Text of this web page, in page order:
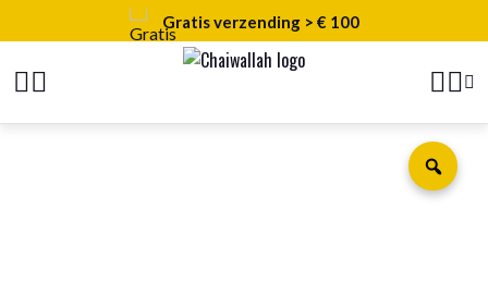
Gratis verzending > € 100